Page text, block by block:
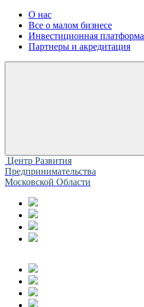
О нас
Все о малом бизнесе
Инвестиционная платформа
Партнеры и акредитация
Центр Развития
Предпринимательства
Московской Области